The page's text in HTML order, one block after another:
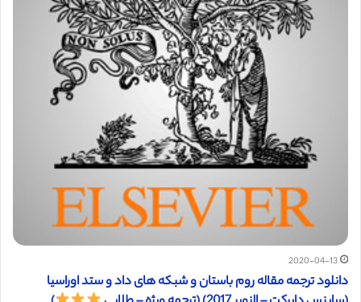
2020-04-13
دانلود ترجمه مقاله روم باستان و شبکه های داد و ستد اوراسیا